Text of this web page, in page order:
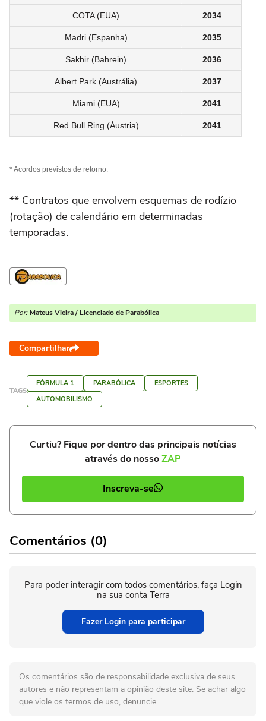
COTA (EUA) 2034
Madri (Espanha) 2035
Sakhir (Bahrein) 2036
Albert Park (Austrália) 2037
Miami (EUA) 2041
Red Bull Ring (Áustria) 2041
* Acordos previstos de retorno.
** Contratos que envolvem esquemas de rodízio
(rotação) de calendário em determinadas
temporadas.
Por: Mateus Vieira / Licenciado de Parabólica
Compartilhar
TAGS
FÓRMULA 1 PARABÓLICA
ESPORTES
AUTOMOBILISMO
Curtiu? Fique por dentro das principais notícias
através do nossoZAP
Inscreva-se
Comentários (0)
Para poder interagir com todos comentários, faça Login
na sua conta Terra
Fazer Login para participar
Os comentários são de responsabilidade exclusiva de seus
autores e não representam a opinião deste site. Se achar algo
que viole os termos de uso, denuncie.